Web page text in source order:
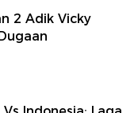
2 Adik Vicky